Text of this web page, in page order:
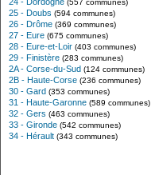
(557 communes)
25 - Doubs (594 communes)
26 - Drôme (369 communes)
27 - Eure (675 communes)
28 - Eure-et-Loir (403 communes)
29 - Finistère (283 communes)
2A - Corse-du-Sud (124 communes)
2B - Haute-Corse (236 communes)
30 - Gard (353 communes)
31 - Haute-Garonne (589 communes)
32 - Gers (463 communes)
33 - Gironde (542 communes)
34 - Hérault (343 communes)